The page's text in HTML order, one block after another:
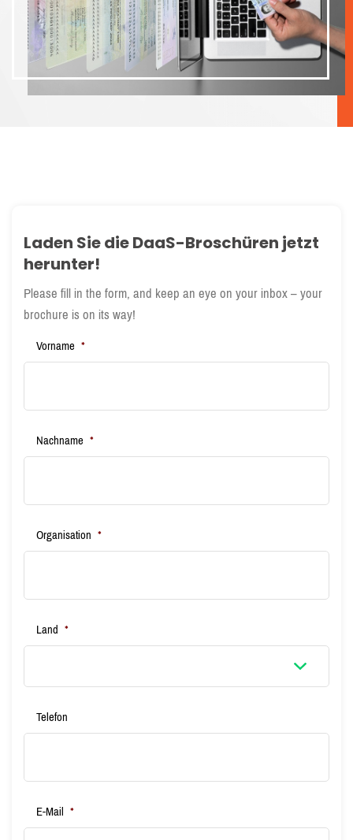
Laden Sie die DaaS-Broschüren jetzt
herunter!
Please fill in the form, and keep an eye on your inbox – your
brochure is on its way!
Vorname *
Nachname *
Organisation *
Land *
Telefon
E-Mail *